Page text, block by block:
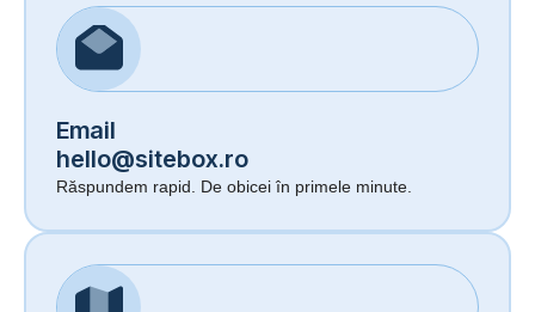
Email
hello@sitebox.ro
Răspundem rapid. De obicei în primele minute.